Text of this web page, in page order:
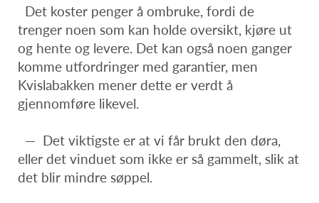
Det koster penger å ombruke, fordi de
trenger noen som kan holde oversikt, kjøre ut
og hente og levere. Det kan også noen ganger
komme utfordringer med garantier, men
Kvislabakken mener dette er verdt å
gjennomføre likevel.
— Det viktigste er at vi får brukt den døra,
eller det vinduet som ikke er så gammelt, slik at
det blir mindre søppel.